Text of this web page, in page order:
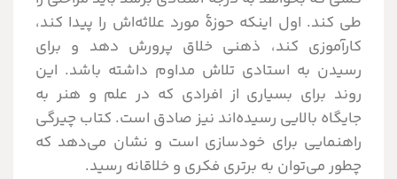
طی کند. اول اینکه حوزۀ مورد علاثه‌اش را پیدا کند،
کارآموزی کند، ذهنی خلاق پرورش دهد و برای
رسیدن به استادی تلاش مداوم داشته باشد. این
روند برای بسیاری از افرادی که در علم و هنر به
جایگاه بالایی رسیده‌اند نیز صادق است. کتاب چیرگی
راهنمایی برای خودسازی است و نشان می‌دهد که
چطور می‌توان به برتری فکری و خلاقانه رسید.